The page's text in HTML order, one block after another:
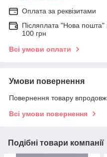
Оплата за реквізитами
Післяплата "Нова
100 грн
Всі умови оплати
Умови повернення
Повернення товару
Всі умови повернення
Подібні товари компанії